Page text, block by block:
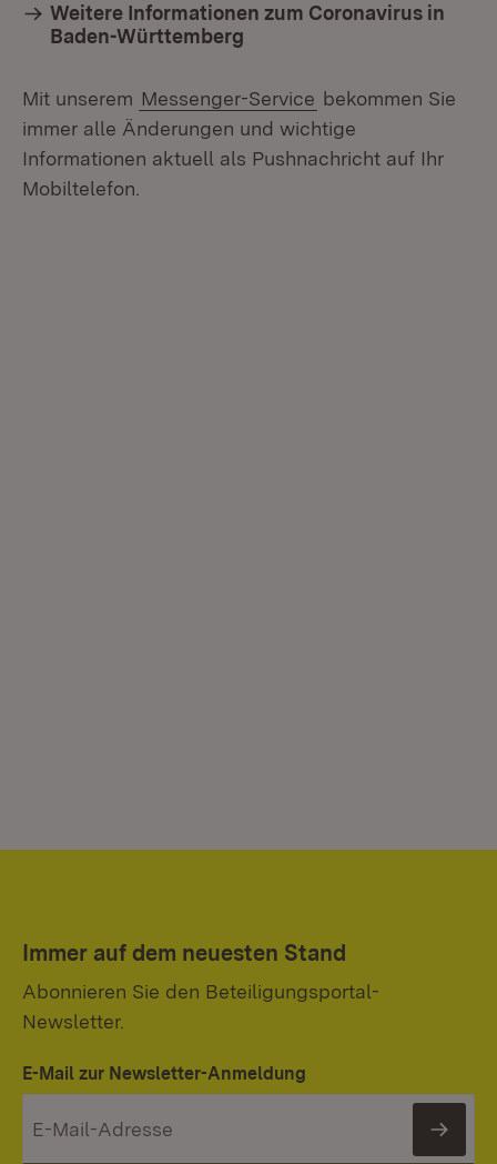
Weitere Informationen zum Coronavirus in
Baden-Württemberg
Mit unserem Messenger-Service bekommen Sie
immer alle Änderungen und wichtige
Informationen aktuell als Pushnachricht auf Ihr
Mobiltelefon.
Immer auf dem neuesten Stand
Abonnieren Sie den Beteiligungsportal-
Newsletter.
E-Mail zur Newsletter-Anmeldung